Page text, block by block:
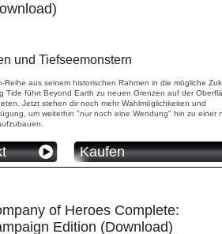
und Tiefseemonstern
Reihe aus seinem historischen Rahmen in die mögliche
Tide führt Beyond Earth zu neuen Grenzen auf der
Jetzt stehen dir noch mehr Wahlmöglichkeiten und
um weiterhin "nur noch eine Wendung" hin zu einer
Kaufen
of Heroes Complete:
Edition (Download)